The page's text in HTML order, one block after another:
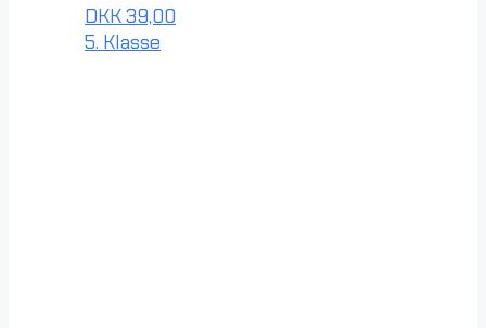
DKK39,00
5. Klasse